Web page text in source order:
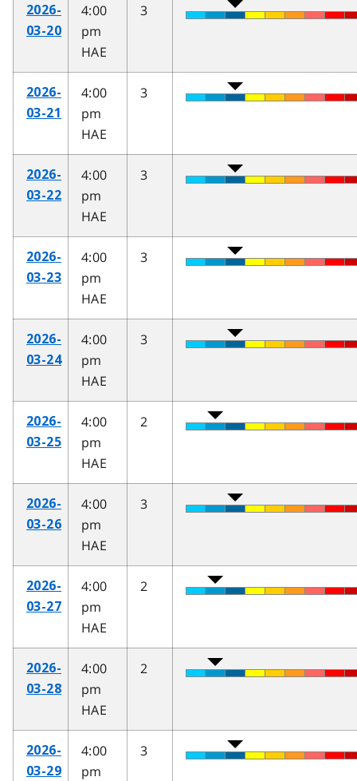
2026-
03-20
4:00
pm
HAE
3
2026-
03-21
4:00
pm
HAE
3
2026-
03-22
4:00
pm
HAE
3
2026-
03-23
4:00
pm
HAE
3
2026-
03-24
4:00
pm
HAE
3
2026-
03-25
4:00
pm
HAE
2
2026-
03-26
4:00
pm
HAE
3
2026-
03-27
4:00
pm
HAE
2
2026-
03-28
4:00
pm
HAE
2
2026-
03-29
4:00
pm
3